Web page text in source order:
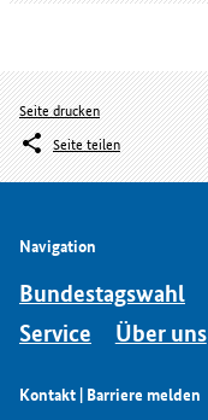
Seite drucken
Seite teilen
Navigation
Bundestagswahl
Service
Über uns
Kontakt | Barriere melden